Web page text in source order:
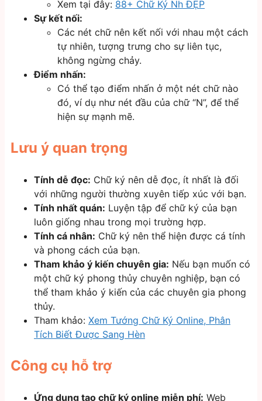
Xem tại đây: 88+ Chữ Ký Nh ĐẸP
Sự kết nối:
Các nét chữ nên kết nối với nhau một cách
tự nhiên, tượng trưng cho sự liên tục,
không ngừng chảy.
Điểm nhấn:
Có thể tạo điểm nhấn ở một nét chữ nào
đó, ví dụ như nét đầu của chữ “N”, để thể
hiện sự mạnh mẽ.
Lưu ý quan trọng
Tính dễ đọc: Chữ ký nên dễ đọc, ít nhất là đối
với những người thường xuyên tiếp xúc với bạn.
Tính nhất quán: Luyện tập để chữ ký của bạn
luôn giống nhau trong mọi trường hợp.
Tính cá nhân: Chữ ký nên thể hiện được cá tính
và phong cách của bạn.
Tham khảo ý kiến chuyên gia: Nếu bạn muốn có
một chữ ký phong thủy chuyên nghiệp, bạn có
thể tham khảo ý kiến của các chuyên gia phong
thủy.
Tham khảo: Xem Tướng Chữ Ký Online, Phân
Tích Biết Được Sang Hèn
Công cụ hỗ trợ
Ứng dụng tạo chữ ký online miễn phí: Web